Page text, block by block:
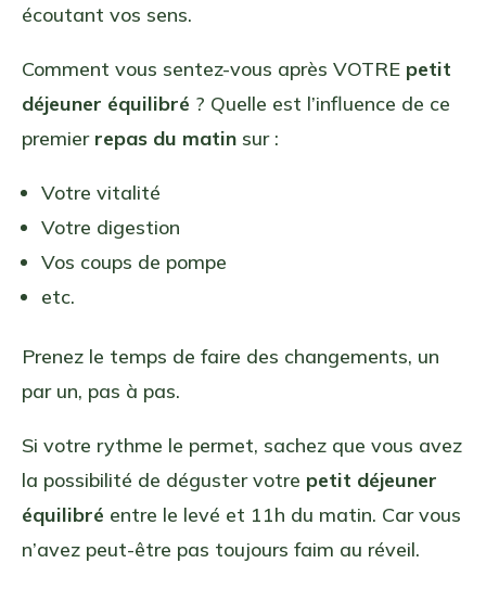
écoutant vos sens.
Comment vous sentez-vous après VOTRE petit
déjeuner équilibré ? Quelle est l’influence de ce
premier repas du matin sur :
Votre vitalité
Votre digestion
Vos coups de pompe
etc.
Prenez le temps de faire des changements, un
par un, pas à pas.
Si votre rythme le permet, sachez que vous avez
la possibilité de déguster votre petit déjeuner
équilibré entre le levé et 11h du matin. Car vous
n’avez peut-être pas toujours faim au réveil.